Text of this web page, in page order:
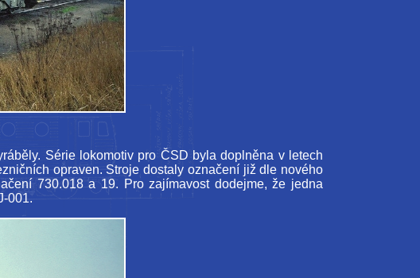
Série lokomotiv pro ČSD byla doplněna v letech
opraven. Stroje dostaly označení již dle nového
730.018 a 19. Pro zajímavost dodejme, že jedna
001.